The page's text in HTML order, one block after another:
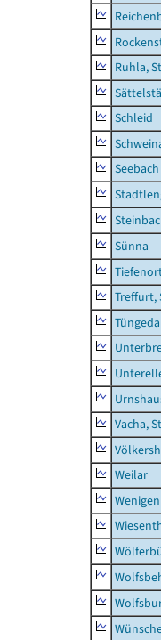
Ruhla,
Schleid
Seebach
Sünna
Treffurt,
Tüngeda
Vacha,
Weilar